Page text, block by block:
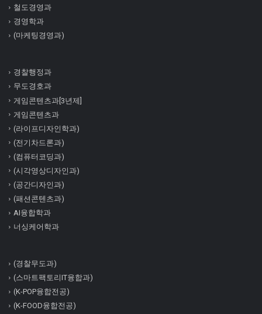
철도경영과
경영학과
(마케팅경영과)
경찰행정과
무도경호과
게임콘텐츠과[3년제]
게임콘텐츠과
(라이프디자인학과)
(전기차드론과)
(컴퓨터코딩과)
(시각영상디자인과)
(공간디자인과)
(패션콘텐츠과)
AI융합학과
너싱케어학과
(경찰무도과)
(스마트팩토리IT융합과)
(K-POP융합전공)
(K-FOOD융합전공)